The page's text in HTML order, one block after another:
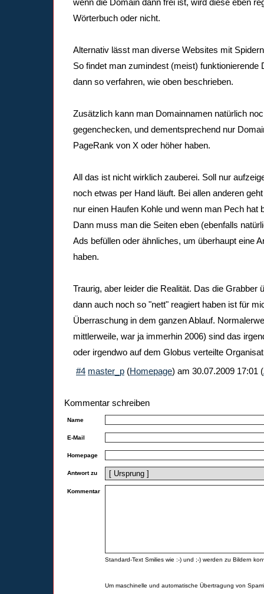
wenn die Domain dann frei ist, wird diese eben
Wörterbuch oder nicht.
Alternativ lässt man diverse Websites mit
So findet man zumindest (meist) funktionierende
dann so verfahren, wie oben beschrieben.
Zusätzlich kann man Domainnamen natürlich
gegenchecken, und dementsprechend nur
PageRank von X oder höher haben.
All das ist nicht wirklich zauberei. Soll nur
noch etwas per Hand läuft. Bei allen anderen
nur einen Haufen Kohle und wenn man Pech hat
Dann muss man die Seiten eben (ebenfalls
Ads befüllen oder ähnliches, um überhaupt eine
haben.
Traurig, aber leider die Realität. Das die Grabber
dann auch noch so "nett" reagiert haben ist für
Überraschung in dem ganzen Ablauf.
mittlerweile, war ja immerhin 2006) sind das
oder irgendwo auf dem Globus verteilte
#4 master_p (Homepage) am 30.07.2009 17:01 (
Kommentar schreiben
Name
E-Mail
Homepage
Antwort zu
Kommentar
Standard-Text Smilies wie :-) und ;-) werden zu Bildern
Um maschinelle und automatische Übertragung von